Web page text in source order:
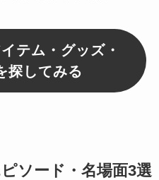
テム・グッズ・
探してみる
ソード・名場面3選